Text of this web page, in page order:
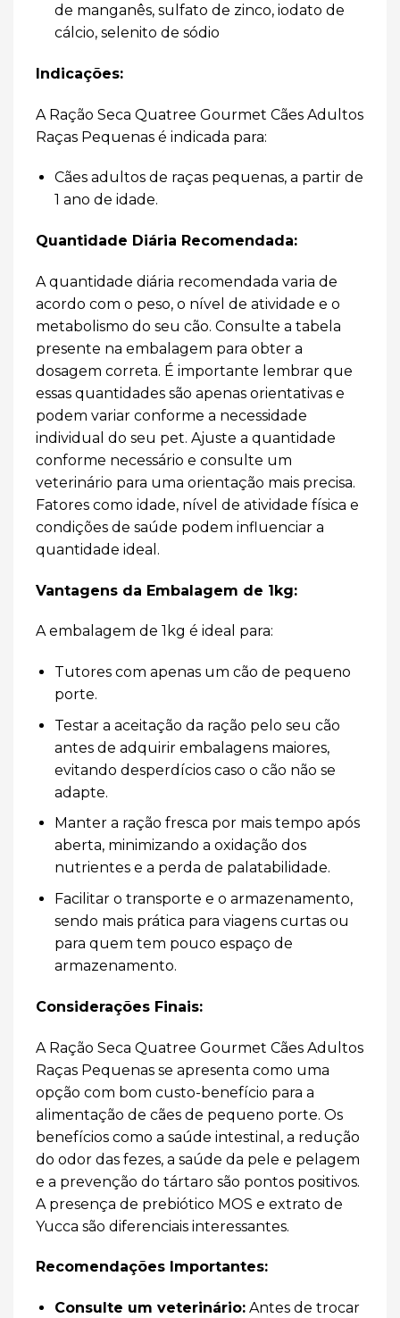
de manganês, sulfato de zinco, iodato de
cálcio, selenito de sódio
Indicações:
A Ração Seca Quatree Gourmet Cães Adultos
Raças Pequenas é indicada para:
Cães adultos de raças pequenas, a partir de
1 ano de idade.
Quantidade Diária Recomendada:
A quantidade diária recomendada varia de
acordo com o peso, o nível de atividade e o
metabolismo do seu cão. Consulte a tabela
presente na embalagem para obter a
dosagem correta. É importante lembrar que
essas quantidades são apenas orientativas e
podem variar conforme a necessidade
individual do seu pet. Ajuste a quantidade
conforme necessário e consulte um
veterinário para uma orientação mais precisa.
Fatores como idade, nível de atividade física e
condições de saúde podem influenciar a
quantidade ideal.
Vantagens da Embalagem de 1kg:
A embalagem de 1kg é ideal para:
Tutores com apenas um cão de pequeno
porte.
Testar a aceitação da ração pelo seu cão
antes de adquirir embalagens maiores,
evitando desperdícios caso o cão não se
adapte.
Manter a ração fresca por mais tempo após
aberta, minimizando a oxidação dos
nutrientes e a perda de palatabilidade.
Facilitar o transporte e o armazenamento,
sendo mais prática para viagens curtas ou
para quem tem pouco espaço de
armazenamento.
Considerações Finais:
A Ração Seca Quatree Gourmet Cães Adultos
Raças Pequenas se apresenta como uma
opção com bom custo-benefício para a
alimentação de cães de pequeno porte. Os
benefícios como a saúde intestinal, a redução
do odor das fezes, a saúde da pele e pelagem
e a prevenção do tártaro são pontos positivos.
A presença de prebiótico MOS e extrato de
Yucca são diferenciais interessantes.
Recomendações Importantes:
Consulte um veterinário:Antes de trocar